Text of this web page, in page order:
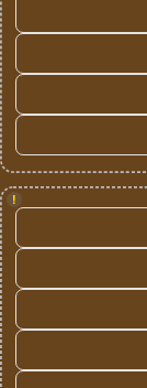
!